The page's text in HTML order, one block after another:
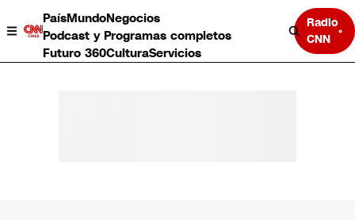
PaísMundoNegocios
Podcast y Programas completos
Futuro 360CulturaServicios
Radio
CNN